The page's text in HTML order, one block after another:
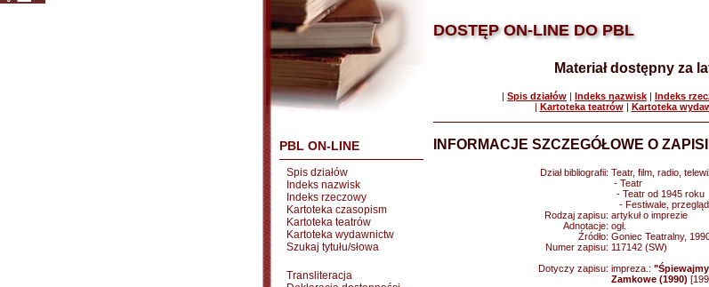
PBL ON-LINE
Spis działów
Indeks nazwisk
Indeks rzeczowy
Kartoteka czasopism
Kartoteka teatrów
Kartoteka wydawnictw
Szukaj tytułu/słowa
Transliteracja
DOSTĘP ON-LINE DO PBL
Materiał dostępny za
| Spis działów | Indeks nazwisk | Indeks
| Kartoteka teatrów| Kartoteka
INFORMACJE SZCZEGÓŁOWE O
Dział bibliografii: Teatr, film, radio,
- Teatr
- Teatr od 1945 roku
- Festiwale,
Rodzaj zapisu: artykuł o imprezie
Adnotacje: ogł.
Źródło: Goniec Teatralny,
Numer zapisu: 117142 (SW)
Dotyczy zapisu: impreza.:
Zamkowe (1990)